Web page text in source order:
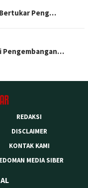
Peng…
Pengembangan…
REDAKSI
DISCLAIMER
KONTAK KAMI
MEDIA SIBER